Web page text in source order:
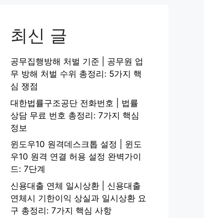
최신 글
공무집행방해 처벌 기준 | 공무원 업
무 방해 처벌 수위 총정리: 5가지 핵
심 쟁점
대한법률구조공단 전화번호 | 법률
상담 무료 번호 총정리: 7가지 핵심
정보
윈도우10 원격데스크톱 설정 | 윈도
우10 원격 연결 허용 설정 완벽가이
드: 7단계
신용대출 연체 일시상환 | 신용대출
연체시 기한이익 상실과 일시상환 요
구 총정리: 7가지 핵심 사항